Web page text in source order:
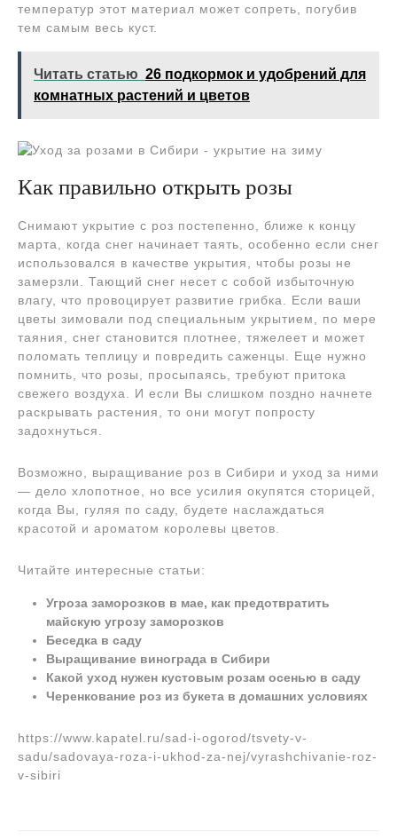
температур этот материал может сопреть, погубив
тем самым весь куст.
Читать статью 26 подкормок и удобрений для
комнатных растений и цветов
Как правильно открыть розы
Снимают укрытие с роз постепенно, ближе к концу
марта, когда снег начинает таять, особенно если снег
использовался в качестве укрытия, чтобы розы не
замерзли. Тающий снег несет с собой избыточную
влагу, что провоцирует развитие грибка. Если ваши
цветы зимовали под специальным укрытием, по мере
таяния, снег становится плотнее, тяжелеет и может
поломать теплицу и повредить саженцы. Еще нужно
помнить, что розы, просыпаясь, требуют притока
свежего воздуха. И если Вы слишком поздно начнете
раскрывать растения, то они могут попросту
задохнуться.
Возможно, выращивание роз в Сибири и уход за ними
— дело хлопотное, но все усилия окупятся сторицей,
когда Вы, гуляя по саду, будете наслаждаться
красотой и ароматом королевы цветов.
Читайте интересные статьи:
Угроза заморозков в мае, как предотвратить
майскую угрозу заморозков
Беседка в саду
Выращивание винограда в Сибири
Какой уход нужен кустовым розам осенью в саду
Черенкование роз из букета в домашних условиях
https://www.kapatel.ru/sad-i-ogorod/tsvety-v-
sadu/sadovaya-roza-i-ukhod-za-nej/vyrashchivanie-roz-
v-sibiri